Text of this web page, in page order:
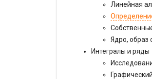
Линейная
Ядро, образ
Интегралы и ряды